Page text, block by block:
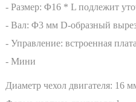
- Размер: Φ16 * L подлежит
- Вал: Φ3 мм D-образный
- Управление: встроенная
- Мини
Диаметр чехол двигателя: 16